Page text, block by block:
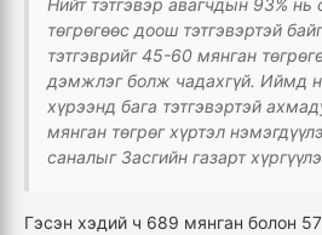
төгрөгөөс доош тэтгэвэртэй
тэтгэврийг 45-60 мянган
дэмжлэг болж чадахгүй. Иймд
хүрээнд бага тэтгэвэртэй
мянган төгрөг хүртэл
саналыг Засгийн газарт
Гэсэн хэдий ч 689 мянган болон